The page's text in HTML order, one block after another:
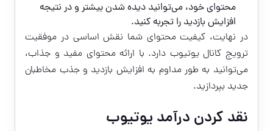
محتوای خود، می‌توانید دیده شدن بیشتر و در نتیجه
افزایش بازدید را تجربه کنید.
در نهایت، کیفیت محتوای شما نقش اساسی در موفقیت
ترویج کانال یوتیوب دارد. با ارائه محتوای مفید و جذاب،
می‌توانید به طور مداوم به افزایش بازدید و جذب مخاطبان
جدید بپردازید.
نقد کردن درآمد یوتیوب